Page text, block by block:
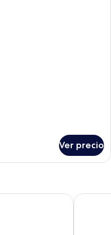
Ver precio
Charme